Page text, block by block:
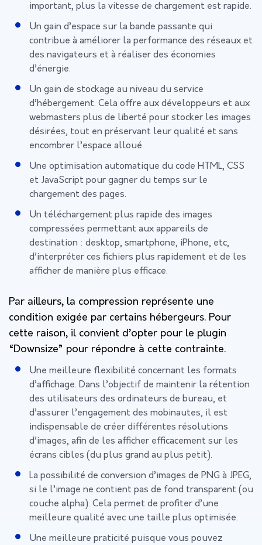
important, plus la vitesse de chargement est rapide.
Un gain d’espace sur la bande passante qui
contribue à améliorer la performance des réseaux et
des navigateurs et à réaliser des économies
d’énergie.
Un gain de stockage au niveau du service
d’hébergement. Cela offre aux développeurs et aux
webmasters plus de liberté pour stocker les images
désirées, tout en préservant leur qualité et sans
encombrer l’espace alloué.
Une optimisation automatique du code HTML, CSS
et JavaScript pour gagner du temps sur le
chargement des pages.
Un téléchargement plus rapide des images
compressées permettant aux appareils de
destination : desktop, smartphone, iPhone, etc,
d’interpréter ces fichiers plus rapidement et de les
afficher de manière plus efficace.
Par ailleurs, la compression représente une
condition exigée par certains hébergeurs. Pour
cette raison, il convient d’opter pour le plugin
“Downsize” pour répondre à cette contrainte.
Une meilleure flexibilité concernant les formats
d’affichage. Dans l’objectif de maintenir la rétention
des utilisateurs des ordinateurs de bureau, et
d’assurer l’engagement des mobinautes, il est
indispensable de créer différentes résolutions
d’images, afin de les afficher efficacement sur les
écrans cibles (du plus grand au plus petit).
La possibilité de conversion d’images de PNG à JPEG,
si le l’image ne contient pas de fond transparent (ou
couche alpha). Cela permet de profiter d’une
meilleure qualité avec une taille plus optimisée.
Une meilleure praticité puisque vous pouvez